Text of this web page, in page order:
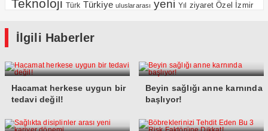
Teknoloji Türk Türkiye uluslararası yeni Yıl ziyaret Özel İzmir
İlgili Haberler
Hacamat herkese uygun bir
tedavi değil!
Beyin sağlığı anne karnında
başlıyor!